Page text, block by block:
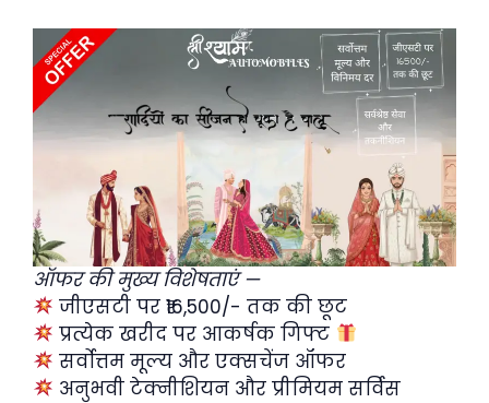
ऑफर की मुख्य विशेषताएं —
जीएसटी पर ₹16,500/- तक की छूट
प्रत्येक खरीद पर आकर्षक गिफ्ट
सर्वोत्तम मूल्य और एक्सचेंज ऑफर
अनुभवी टेक्नीशियन और प्रीमियम सर्विस